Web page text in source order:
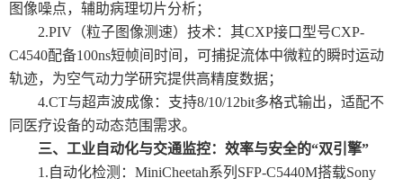
图像噪点，辅助病理切片分析；
2.PIV（粒子图像测速）技术：其CXP接口型号CXP-
C4540配备100ns短帧间时间，可捕捉流体中微粒的瞬时运动
轨迹，为空气动力学研究提供高精度数据；
4.CT与超声波成像：支持8/10/12bit多格式输出，适配不
同医疗设备的动态范围需求。
三、工业自动化与交通监控：效率与安全的“双引擎”
1.自动化检测：MiniCheetah系列SFP-C5440M搭载Sony